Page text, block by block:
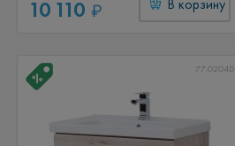
10 110 ₽ В корзину
77.0204D